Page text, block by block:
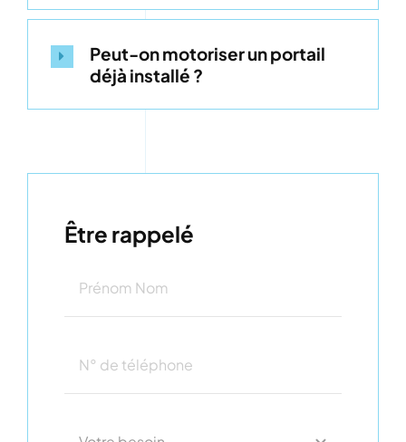
Peut-on motoriser un portail
déjà installé ?
Être rappelé